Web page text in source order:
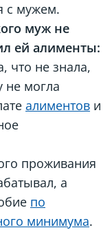
с мужем.
муж не
ей алименты:
что не знала,
не могла
алиментов и
проживания
а
по
минимума.